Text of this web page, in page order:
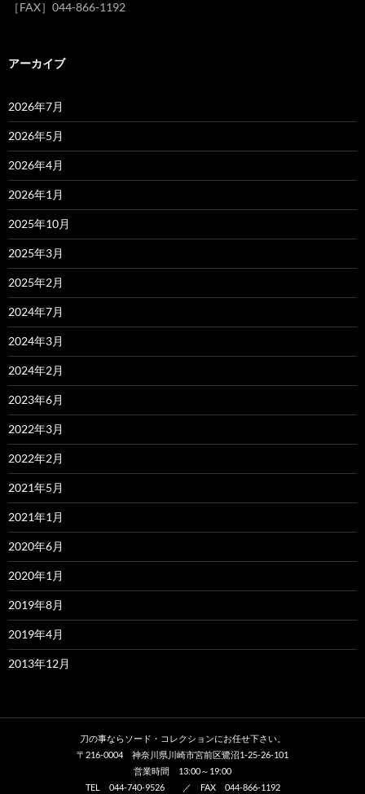
［FAX］044-866-1192
アーカイブ
2026年7月
2026年5月
2026年4月
2026年1月
2025年10月
2025年3月
2025年2月
2024年7月
2024年3月
2024年2月
2023年6月
2022年3月
2022年2月
2021年5月
2021年1月
2020年6月
2020年1月
2019年8月
2019年4月
2013年12月
刀の事ならソード・コレクションにお任せ下さい。
〒216-0004 神奈川県川崎市宮前区鷺沼1-25-26-101
営業時間 13:00～19:00
TEL 044-740-9526 ／ FAX 044-866-1192